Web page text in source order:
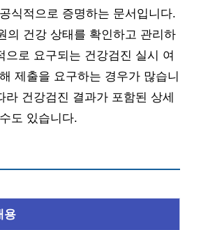
식적으로 증명하는 문서입니다.
의 건강 상태를 확인하고 관리하
으로 요구되는 건강검진 실시 여
제출을 요구하는 경우가 많습니
라 건강검진 결과가 포함된 상세
도 있습니다.
용